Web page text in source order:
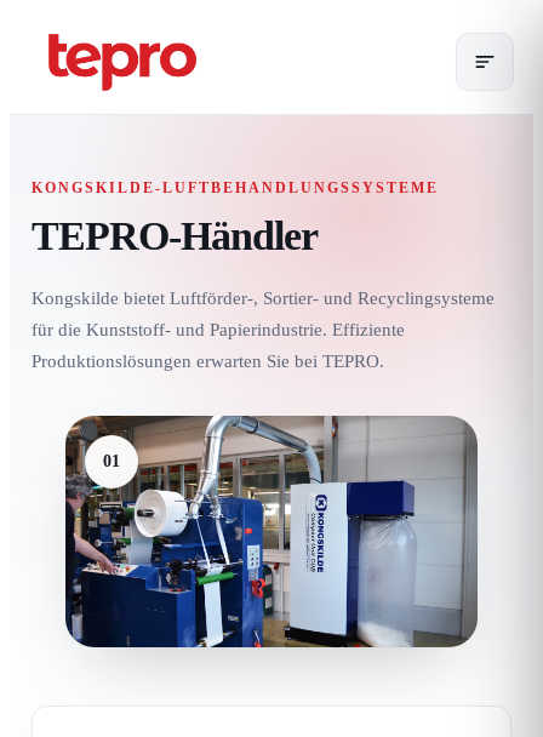
KONGSKILDE-LUFTBEHANDLUNGSSYSTEME
TEPRO-Händler
Kongskilde bietet Luftförder-, Sortier- und Recyclingsysteme
für die Kunststoff- und Papierindustrie. Effiziente
Produktionslösungen erwarten Sie bei TEPRO.
01